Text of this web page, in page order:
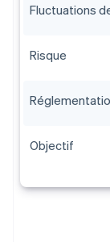
Fluctuations
Risque
Objectif